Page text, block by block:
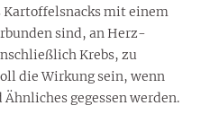
Kartoffelsnacks mit einem
sind, an Herz-
Krebs, zu
die Wirkung sein, wenn
gegessen werden.